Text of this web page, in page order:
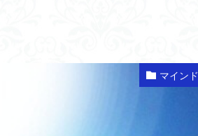
マインド